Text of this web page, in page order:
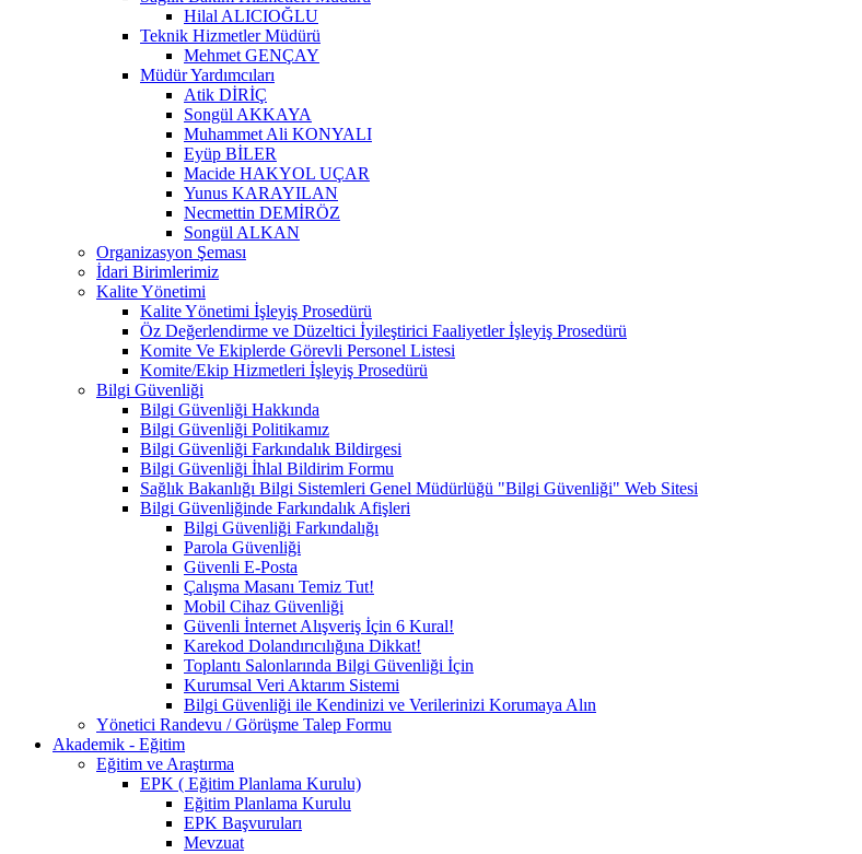
Hilal ALICIOĞLU
Teknik Hizmetler Müdürü
Mehmet GENÇAY
Müdür Yardımcıları
Atik DİRİÇ
Songül AKKAYA
Muhammet Ali KONYALI
Eyüp BİLER
Macide HAKYOL UÇAR
Yunus KARAYILAN
Necmettin DEMİRÖZ
Songül ALKAN
Organizasyon Şeması
İdari Birimlerimiz
Kalite Yönetimi
Kalite Yönetimi İşleyiş Prosedürü
Öz Değerlendirme ve Düzeltici İyileştirici Faaliyetler İşleyiş Prosedürü
Komite Ve Ekiplerde Görevli Personel Listesi
Komite/Ekip Hizmetleri İşleyiş Prosedürü
Bilgi Güvenliği
Bilgi Güvenliği Hakkında
Bilgi Güvenliği Politikamız
Bilgi Güvenliği Farkındalık Bildirgesi
Bilgi Güvenliği İhlal Bildirim Formu
Sağlık Bakanlığı Bilgi Sistemleri Genel Müdürlüğü "Bilgi Güvenliği" Web Sitesi
Bilgi Güvenliğinde Farkındalık Afişleri
Bilgi Güvenliği Farkındalığı
Parola Güvenliği
Güvenli E-Posta
Çalışma Masanı Temiz Tut!
Mobil Cihaz Güvenliği
Güvenli İnternet Alışveriş İçin 6 Kural!
Karekod Dolandırıcılığına Dikkat!
Toplantı Salonlarında Bilgi Güvenliği İçin
Kurumsal Veri Aktarım Sistemi
Bilgi Güvenliği ile Kendinizi ve Verilerinizi Korumaya Alın
Yönetici Randevu / Görüşme Talep Formu
Akademik - Eğitim
Eğitim ve Araştırma
EPK ( Eğitim Planlama Kurulu)
Eğitim Planlama Kurulu
EPK Başvuruları
Mevzuat